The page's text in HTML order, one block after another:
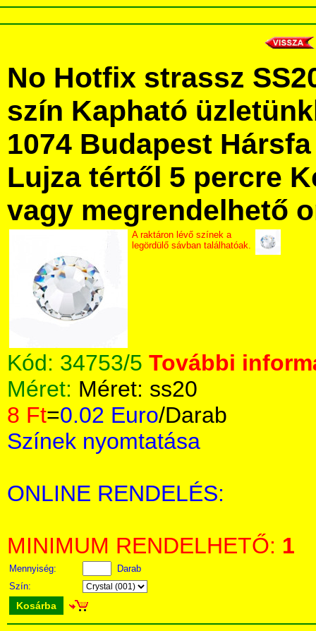
No Hotfix strassz
szín Kapható
1074 Budapest
Lujza tértől 5 percre
vagy megrendelhető
A raktáron lévő színek a
legördülő sávban találhatóak.
Kód: 34753/5 További
Méret: Méret: ss20
8 Ft=0.02 Euro/Darab
Színek nyomtatása
ONLINE RENDELÉS:
MINIMUM RENDELHETŐ: 1
Mennyiség:
Darab
Szín:
Kosárba